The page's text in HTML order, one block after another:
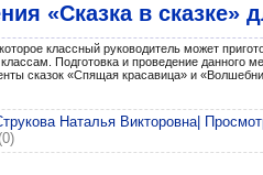
«Сказка в сказке»
классный руководитель может
Подготовка и проведение данного
сказок «Спящая красавица» и
Наталья Викторовна|